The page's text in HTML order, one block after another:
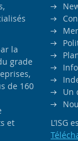
la
grade
de 160
et
Un
L’ISG